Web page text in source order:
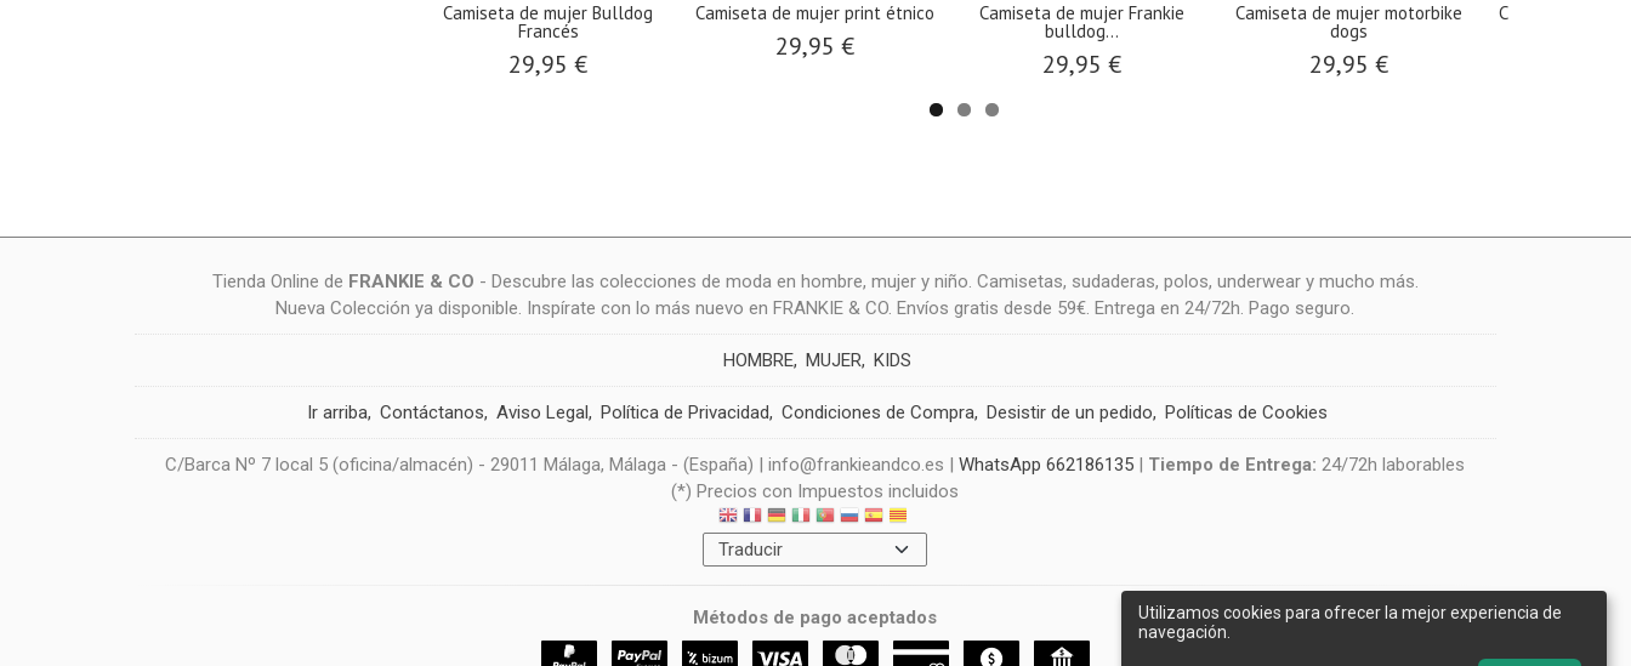
Camiseta de mujer Bulldog
Francés
29,95 €
Camiseta de mujer print étnico
29,95 €
Camiseta de mujer Frankie
bulldog...
29,95 €
Camiseta de mujer motorbike
dogs
29,95 €
Camiseta de
Tienda Online de FRANKIE & CO - Descubre las colecciones de moda en hombre, mujer y niño. Camisetas, sudaderas, polos, underwear y mucho más.
Nueva Colección ya disponible. Inspírate con lo más nuevo en FRANKIE & CO. Envíos gratis desde 59€. Entrega en 24/72h. Pago seguro.
HOMBRE MUJER KIDS
Ir arriba Contáctanos Aviso Legal Política de Privacidad Condiciones de Compra Desistir de un pedido Políticas de Cookies
C/Barca Nº 7 local 5 (oficina/almacén) - 29011 Málaga, Málaga - (España) | info@frankieandco.es |WhatsApp 662186135 | Tiempo de Entrega:24/72h laborables
(*) Precios con Impuestos incluidos
Métodos de pago aceptados
Utilizamos cookies para ofrecer la mejor experiencia de
navegación.